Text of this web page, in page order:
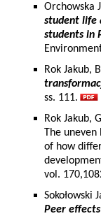
Orchowska
student life
students in
Rok Jakub,
ss. 111.
Rok Jakub,
The
of how
vol.
Sokołowski
Peer